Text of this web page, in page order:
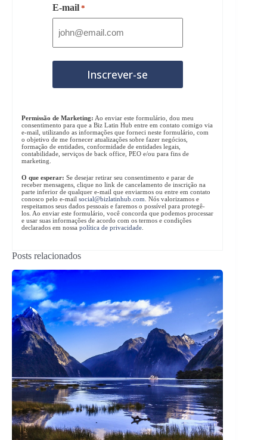
E-mail *
Permissão de Marketing: Ao enviar este formulário, dou meu
consentimento para que a Biz Latin Hub entre em contato comigo via
e-mail, utilizando as informações que forneci neste formulário, com
o objetivo de me fornecer atualizações sobre fazer negócios,
formação de entidades, conformidade de entidades legais,
contabilidade, serviços de back office, PEO e/ou para fins de
marketing.
O que esperar: Se desejar retirar seu consentimento e parar de
receber mensagens, clique no link de cancelamento de inscrição na
parte inferior de qualquer e-mail que enviarmos ou entre em contato
conosco pelo e-mail social@bizlatinhub.com . Nós valorizamos e
respeitamos seus dados pessoais e faremos o possível para protegê-
los. Ao enviar este formulário, você concorda que podemos processar
e usar suas informações de acordo com os termos e condições
declarados em nossa política de privacidade
Posts relacionados